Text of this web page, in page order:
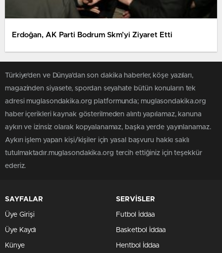
Erdoğan, AK Parti Bodrum Skm’yi Ziyaret Etti
Türkiye'den ve Dünya’dan son dakika haberler, köşe yazıları,
magazinden siyasete, spordan seyahate bütün konuların tek
adresi muglasondakika.org platformunda; muglasondakika.org
haber içerikleri kaynak gösterilmeden alıntı yapılamaz, kanuna
aykırı ve izinsiz olarak kopyalanamaz, başka yerde yayınlanamaz.
Aykırı işlem yapan kişi/kişiler için yasal başvuru hakkı saklı
tutulmaktadır.muglasondakika.org tercih ettiğiniz için teşekkür
ederiz.
SAYFALAR
Üye Girişi
Üye Kaydı
Künye
SERVİSLER
Futbol İddaa
Basketbol İddaa
Hentbol İddaa